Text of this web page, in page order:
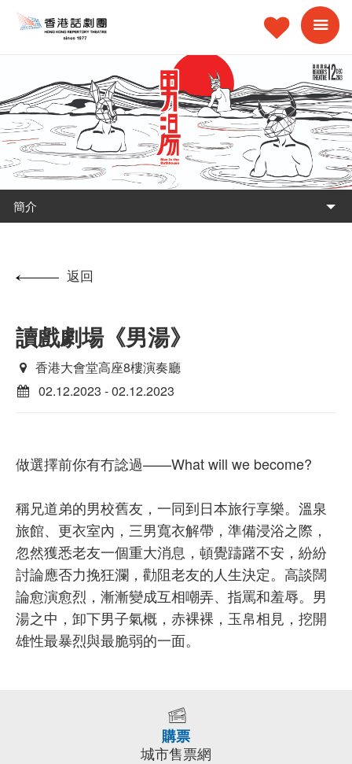
簡介
返回
讀戲劇場《男湯》
香港大會堂高座8樓演奏廳
02.12.2023 - 02.12.2023
做選擇前你有冇諗過——What will we become?
稱兄道弟的男校舊友，一同到日本旅行享樂。溫泉
旅館、更衣室內，三男寬衣解帶，準備浸浴之際，
忽然獲悉老友一個重大消息，頓覺躊躇不安，紛紛
討論應否力挽狂瀾，勸阻老友的人生決定。高談闊
論愈演愈烈，漸漸變成互相嘲弄、指罵和羞辱。男
湯之中，卸下男子氣概，赤裸裸，玉帛相見，挖開
雄性最暴烈與最脆弱的一面。
購票
城市售票網